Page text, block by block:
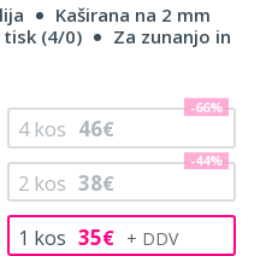
Kaširana na 2 mm
tisk (4/0)
Za zunanjo in
1 kos 35€
2kos 38€
-44%
4kos 46€
-66%